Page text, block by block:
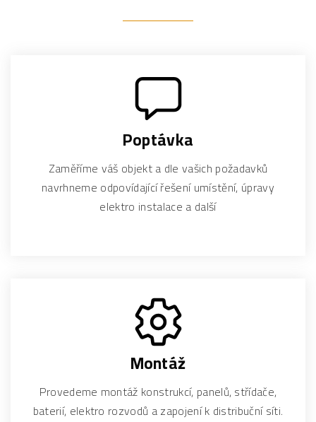
Poptávka
Zaměříme váš objekt a dle vašich požadavků
navrhneme odpovídající řešení umístění, úpravy
elektro instalace a další
Montáž
Provedeme montáž konstrukcí, panelů, střídače,
baterií, elektro rozvodů a zapojení k distribuční síti.